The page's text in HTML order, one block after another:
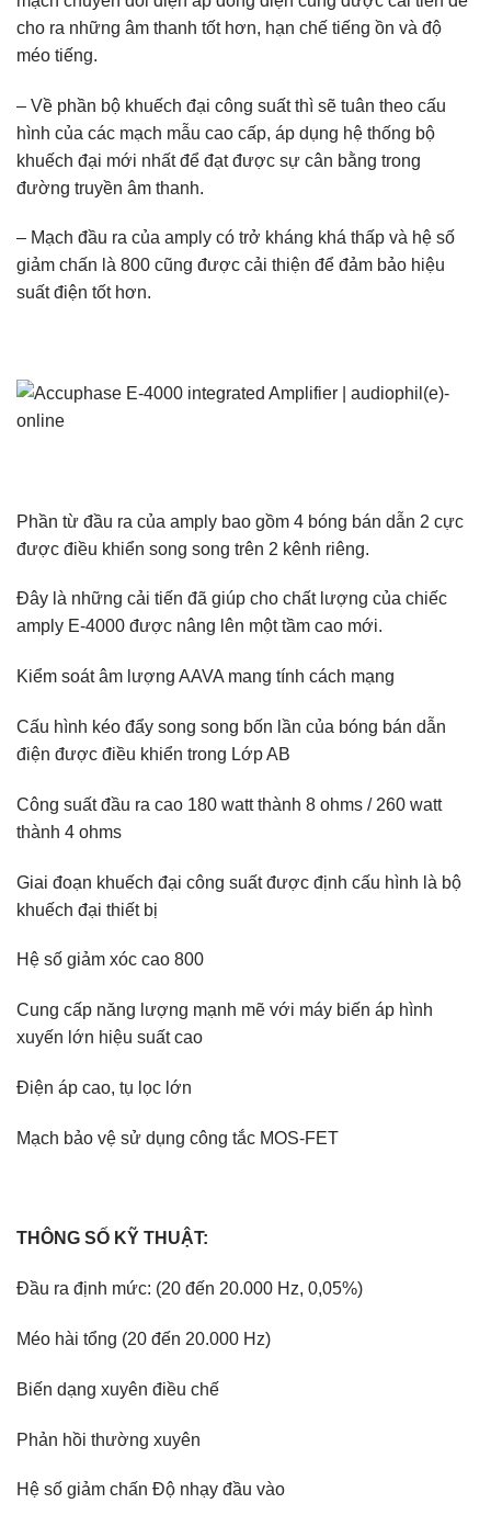
cho ra những âm thanh tốt hơn, hạn chế tiếng ồn và độ
méo tiếng.
– Về phần bộ khuếch đại công suất thì sẽ tuân theo cấu
hình của các mạch mẫu cao cấp, áp dụng hệ thống bộ
khuếch đại mới nhất để đạt được sự cân bằng trong
đường truyền âm thanh.
– Mạch đầu ra của amply có trở kháng khá thấp và hệ số
giảm chấn là 800 cũng được cải thiện để đảm bảo hiệu
suất điện tốt hơn.
Phần từ đầu ra của amply bao gồm 4 bóng bán dẫn 2 cực
được điều khiển song song trên 2 kênh riêng.
Đây là những cải tiến đã giúp cho chất lượng của chiếc
amply E-4000 được nâng lên một tầm cao mới.
Kiểm soát âm lượng AAVA mang tính cách mạng
Cấu hình kéo đẩy song song bốn lần của bóng bán dẫn
điện được điều khiển trong Lớp AB
Công suất đầu ra cao 180 watt thành 8 ohms / 260 watt
thành 4 ohms
Giai đoạn khuếch đại công suất được định cấu hình là bộ
khuếch đại thiết bị
Hệ số giảm xóc cao 800
Cung cấp năng lượng mạnh mẽ với máy biến áp hình
xuyến lớn hiệu suất cao
Điện áp cao, tụ lọc lớn
Mạch bảo vệ sử dụng công tắc MOS-FET
THÔNG SỐ KỸ THUẬT:
Đầu ra định mức: (20 đến 20.000 Hz, 0,05%)
Méo hài tổng (20 đến 20.000 Hz)
Biến dạng xuyên điều chế
Phản hồi thường xuyên
Hệ số giảm chấn Độ nhạy đầu vào